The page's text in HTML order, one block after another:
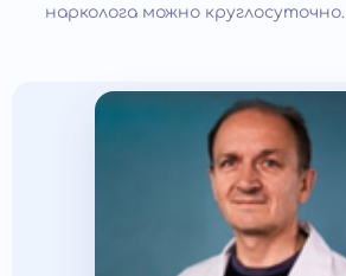
нарколога можно круглосуточно.